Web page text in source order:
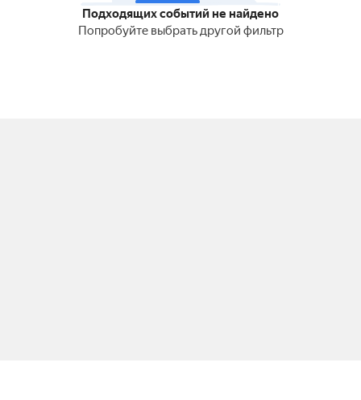
Подходящих событий не найдено
Попробуйте выбрать другой фильтр